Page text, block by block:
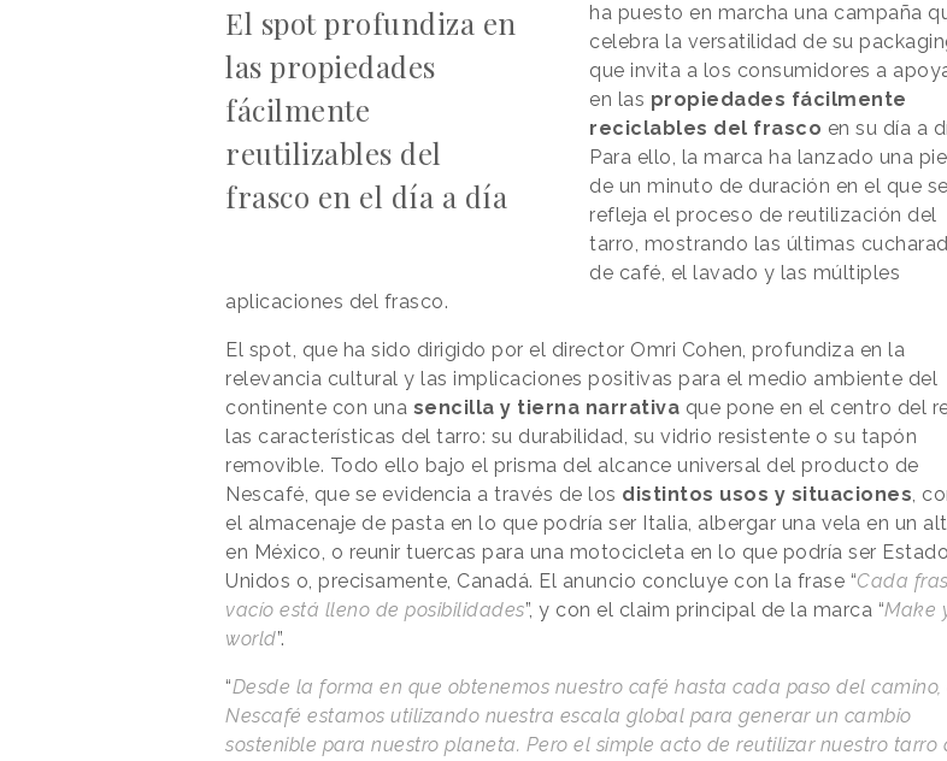
El spot profundiza en
las propiedades
fácilmente
reutilizables del
frasco en el día a día
ha puesto en marcha una campaña
celebra la versatilidad de su
que invita a los consumidores a
en las propiedades fácilmente
reciclables del frasco en su día a
Para ello, la marca ha lanzado una
de un minuto de duración en el que se
refleja el proceso de reutilización del
tarro, mostrando las últimas
de café, el lavado y las múltiples
aplicaciones del frasco.
El spot, que ha sido dirigido por el director Omri Cohen, profundiza en la
relevancia cultural y las implicaciones positivas para el medio ambiente del
continente con una sencilla y tierna narrativa que pone en el centro del
las características del tarro: su durabilidad, su vidrio resistente o su tapón
removible. Todo ello bajo el prisma del alcance universal del producto de
Nescafé, que se evidencia a través de los distintos usos y situaciones,
el almacenaje de pasta en lo que podría ser Italia, albergar una vela en un
en México, o reunir tuercas para una motocicleta en lo que podría ser
Unidos o, precisamente, Canadá. El anuncio concluye con la frase “Cada
vacío está lleno de posibilidades”, y con el claim principal de la marca “Make
world”.
“Desde la forma en que obtenemos nuestro café hasta cada paso del camino,
Nescafé estamos utilizando nuestra escala global para generar un cambio
sostenible para nuestro planeta. Pero el simple acto de reutilizar nuestro tarro